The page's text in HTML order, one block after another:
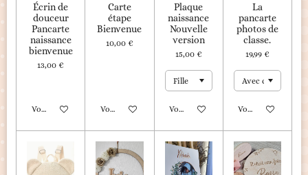
Écrin de
douceur
Pancarte
naissance
bienvenue
13,00 €
Voir les détails
Carte
étape
Bienvenue
10,00 €
Voir les détails
Plaque
naissance
Nouvelle
version
15,00 €
Voir les détails
La
pancarte
photos de
classe.
19,99 €
Voir les détails